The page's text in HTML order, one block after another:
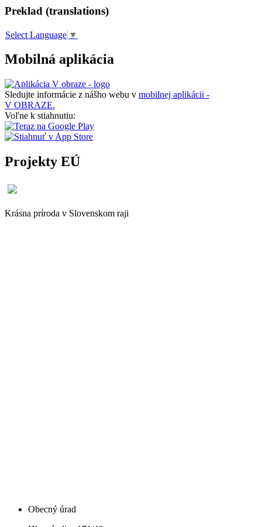
Preklad (translations)
Select Language ▼
Mobilná aplikácia
Sledujte informácie z nášho webu v mobilnej aplikácii -
V OBRAZE.
Voľne k stiahnutiu:
Projekty EÚ
Krásna príroda v Slovenskom raji
Obecný úrad